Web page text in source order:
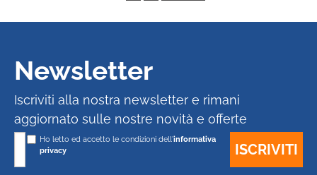
Newsletter
Iscriviti alla nostra newsletter e rimani
aggiornato sulle nostre novità e offerte
Ho letto ed accetto le condizioni dell'informativa
privacy